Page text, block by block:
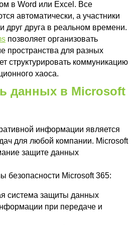
в Word или Excel. Все
автоматически, а участники
друг друга в реальном времени.
позволяет организовать
пространства для разных
структурировать коммуникацию
хаоса.
данных в Microsoft
информации является
для любой компании. Microsoft
защите данных
безопасности Microsoft 365:
система защиты данных
при передаче и